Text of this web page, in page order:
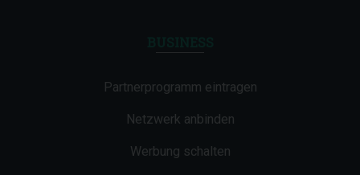
Partnerprogramm eintragen
Netzwerk anbinden
Werbung schalten